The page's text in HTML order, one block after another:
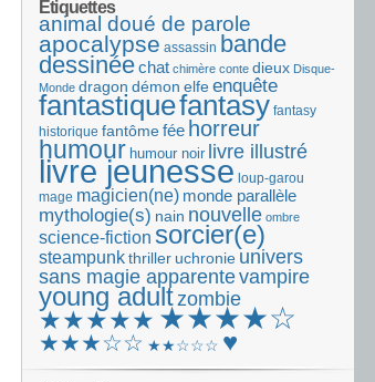
Étiquettes
animal doué de parole
apocalypse assassin bande
dessinéechat chimère conte dieux Disque-
Monde dragon démon elfeenquête
fantastiquefantasy fantasy
historique fantômefée horreur
humour humour noir livre illustré
livre jeunesse loup-garou
mage magicien(ne) monde parallèle
mythologie(s) nain nouvelle ombre
science-fiction sorcier(e)
steampunkthriller uchronie univers
sans magie apparentevampire
young adultzombie
★★★★★ ★★★★☆
★★★☆☆ ★★☆☆☆ ♥